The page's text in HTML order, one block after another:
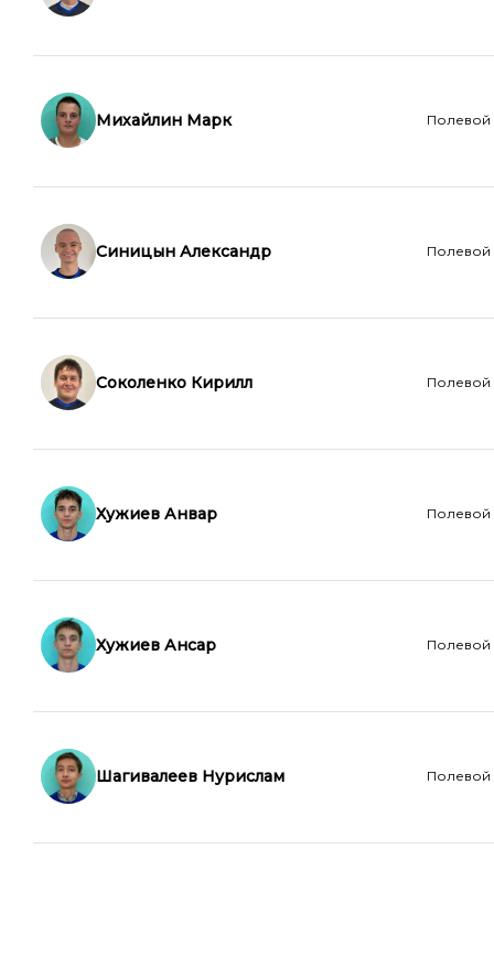
Михайлин Марк Полевой
Синицын Александр Полевой
Соколенко Кирилл Полевой
Хужиев Анвар Полевой
Хужиев Ансар Полевой
Шагивалеев Нурислам Полевой